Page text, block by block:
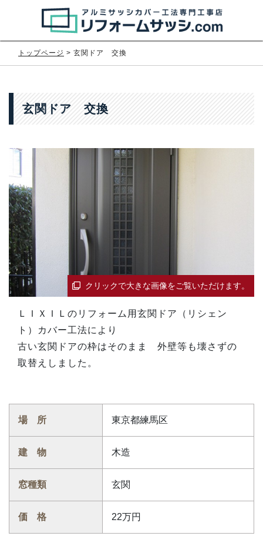
トップページ > 玄関ドア 交換
玄関ドア 交換
クリックで大きな画像をご覧いただけます。
ＬＩＸＩＬのリフォーム用玄関ドア（リシェン
ト）カバー工法により
古い玄関ドアの枠はそのまま 外壁等も壊さずの
取替えしました。
場 所 東京都練馬区
建 物 木造
窓種類 玄関
価 格 22万円